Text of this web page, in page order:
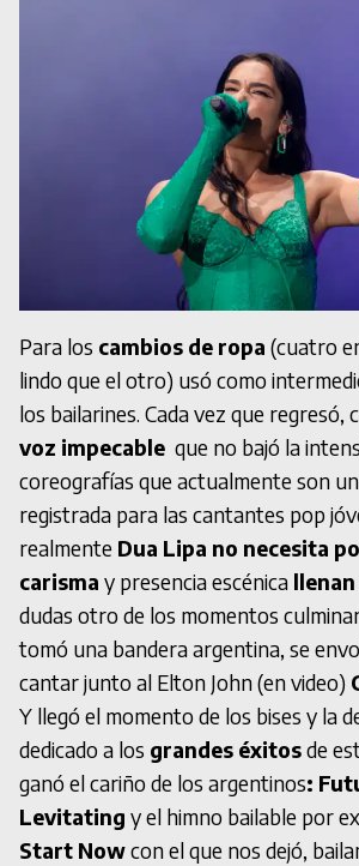
Para los cambios de ropa (cuatro
lindo que el otro) usó como
los bailarines. Cada vez que regresó,
voz impecable que no bajó la
coreografías que actualmente son
registrada para las cantantes pop
realmente Dua Lipa no necesita
carisma y presencia escénica
dudas otro de los momentos
tomó una bandera argentina, se
cantar junto al Elton John (en video)
Y llegó el momento de los bises y la
dedicado a los grandes éxitosde
ganó el cariño de los argentinos:
Levitating y el himno bailable por
Start Nowcon el que nos dejó,